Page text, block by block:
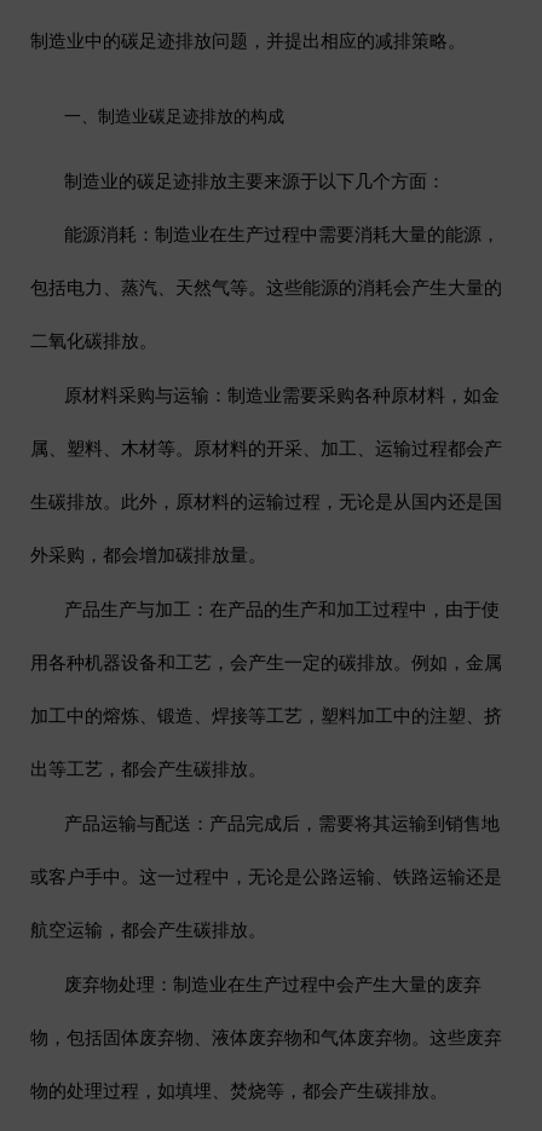
制造业中的碳足迹排放问题，并提出相应的减排策略。
一、制造业碳足迹排放的构成
制造业的碳足迹排放主要来源于以下几个方面：
能源消耗 ：制造业在生产过程中需要消耗大量的能源，
包括电力、蒸汽、天然气等。这些能源的消耗会产生大量的
二氧化碳排放。
原材料采购与运输 ：制造业需要采购各种原材料，如金
属、塑料、木材等。原材料的开采、加工、运输过程都会产
生碳排放。此外，原材料的运输过程，无论是从国内还是国
外采购，都会增加碳排放量。
产品生产与加工 ：在产品的生产和加工过程中，由于使
用各种机器设备和工艺，会产生一定的碳排放。例如，金属
加工中的熔炼、锻造、焊接等工艺，塑料加工中的注塑、挤
出等工艺，都会产生碳排放。
产品运输与配送 ：产品完成后，需要将其运输到销售地
或客户手中。这一过程中，无论是公路运输、铁路运输还是
航空运输，都会产生碳排放。
废弃物处理 ：制造业在生产过程中会产生大量的废弃
物，包括固体废弃物、液体废弃物和气体废弃物。这些废弃
物的处理过程，如填埋、焚烧等，都会产生碳排放。